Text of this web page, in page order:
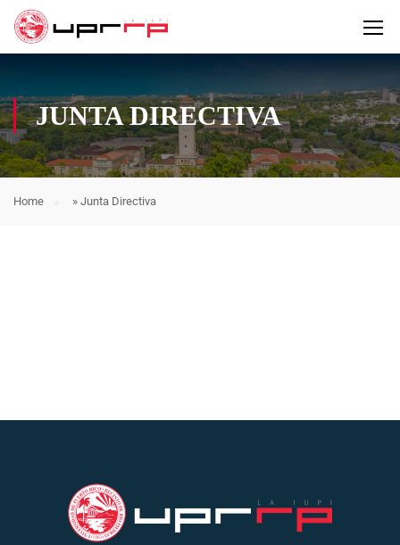
JUNTA DIRECTIVA
Home » Junta Directiva